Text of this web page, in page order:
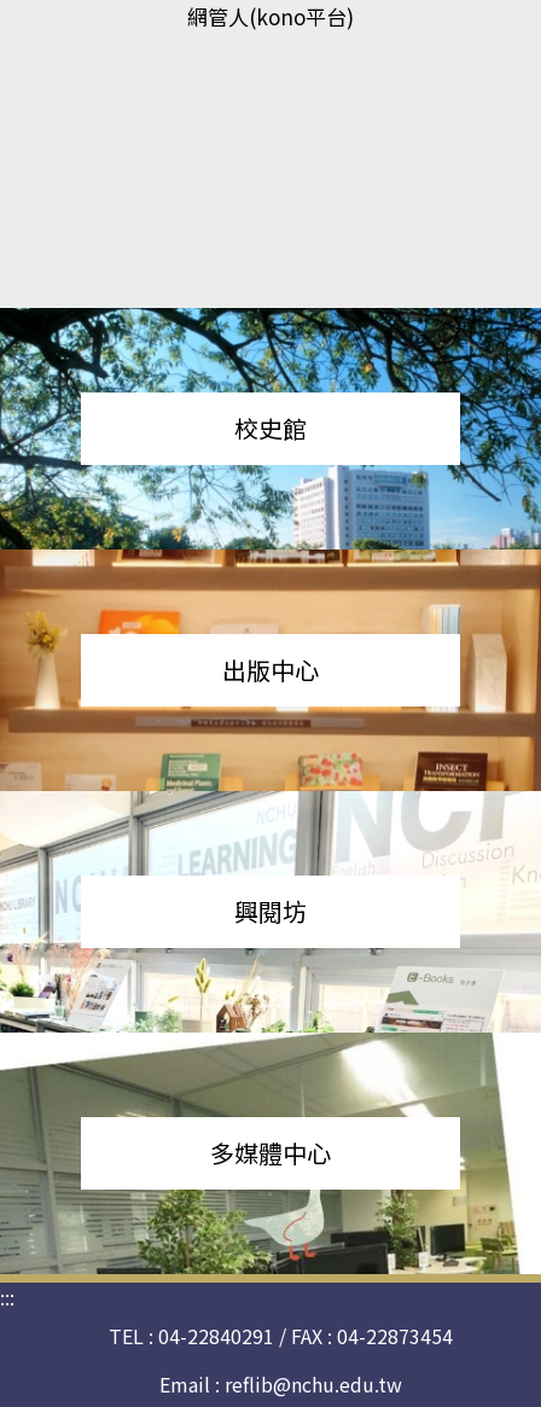
網管人(kono平台)
校史館
出版中心
興閱坊
多媒體中心
:::
TEL : 04-22840291 / FAX : 04-22873454
Email : reflib@nchu.edu.tw